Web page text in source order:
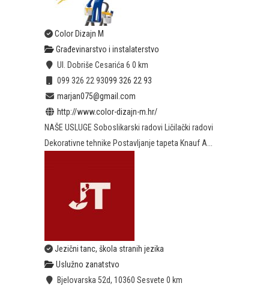
Color Dizajn M
Građevinarstvo i instalaterstvo
Ul. Dobriše Cesarića 6 0 km
099 326 22 93099 326 22 93
marjan075@gmail.com
http://www.color-dizajn-m.hr/
NAŠE USLUGE Soboslikarski radovi Ličilački radovi
Dekorativne tehnike Postavljanje tapeta Knauf A...
Jezični tanc, škola stranih jezika
Uslužno zanatstvo
Bjelovarska 52d, 10360 Sesvete 0 km